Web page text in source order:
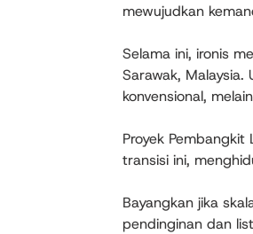
mewujudkan
Selama ini, ironis
Sarawak,
konvensional,
Proyek
transisi ini,
Bayangkan jika
pendinginan dan